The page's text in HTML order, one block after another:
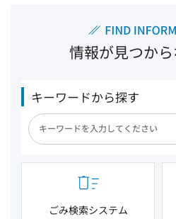
情報が見つか
キーワードから探す
ごみ検索システム